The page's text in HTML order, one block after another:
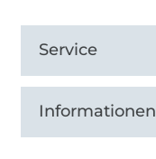
Service
Informationen